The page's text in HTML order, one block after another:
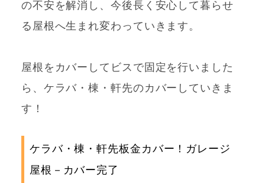
の不安を解消し、今後長く安心して暮らせ
る屋根へ生まれ変わっていきます。
屋根をカバーしてビスで固定を行いました
ら、ケラバ・棟・軒先のカバーしていきま
す！
ケラバ・棟・軒先板金カバー！ガレージ
屋根－カバー完了